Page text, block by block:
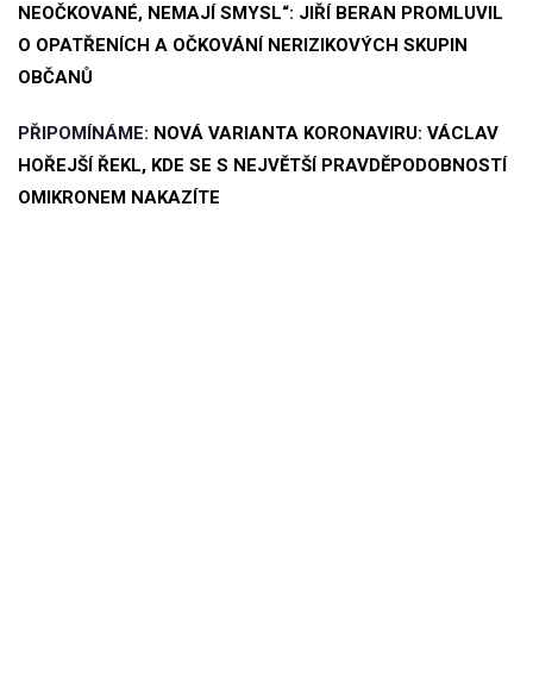
NEOČKOVANÉ, NEMAJÍ SMYSL“: JIŘÍ BERAN PROMLUVIL
O OPATŘENÍCH A OČKOVÁNÍ NERIZIKOVÝCH SKUPIN
OBČANŮ
PŘIPOMÍNÁME: NOVÁ VARIANTA KORONAVIRU: VÁCLAV
HOŘEJŠÍ ŘEKL, KDE SE S NEJVĚTŠÍ PRAVDĚPODOBNOSTÍ
OMIKRONEM NAKAZÍTE